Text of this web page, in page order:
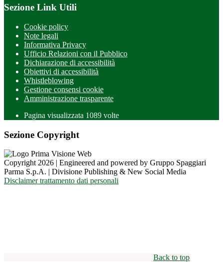
Sezione Link Utili
Cookie policy
Note legali
Informativa Privacy
Ufficio Relazioni con il Pubblico
Dichiarazione di accessibilità
Obiettivi di accessibilità
Whistleblowing
Gestione consensi cookie
Amministrazione trasparente
Pagina visualizzata 1089 volte
Sezione Copyright
Copyright 2026 | Engineered and powered by Gruppo Spaggiari
Parma S.p.A. | Divisione Publishing & New Social Media
Disclaimer trattamento dati personali
Back to top